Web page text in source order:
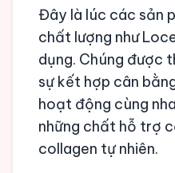
Đây là lúc các sản
chất lượng như
dụng. Chúng được
sự kết hợp cân
hoạt động cùng
những chất hỗ trợ
collagen tự nhiên.